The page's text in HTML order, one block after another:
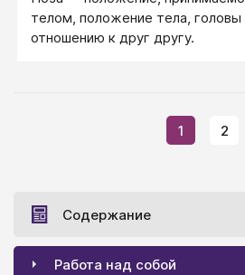
телом, положение тела, головы
отношению к друг другу.
1 2
Содержание
Работа над собой